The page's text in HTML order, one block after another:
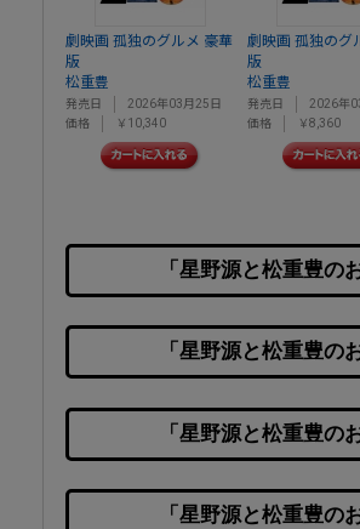
劇映画 孤独のグルメ 豪華
版
松重豊
発売日
2026年03月25日
価格
￥10,340
劇映画 孤独のグ
版
松重豊
発売日
2026年
価格
￥8,360
「星野源と松重豊の
「星野源と松重豊の
「星野源と松重豊の
「星野源と松重豊の